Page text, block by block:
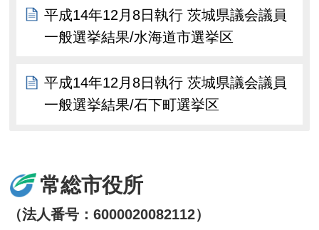
平成14年12月8日執行 茨城県議会議員
一般選挙結果/水海道市選挙区
平成14年12月8日執行 茨城県議会議員
一般選挙結果/石下町選挙区
常総市役所
（法人番号：6000020082112）